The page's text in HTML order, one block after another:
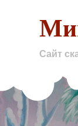
Сайт